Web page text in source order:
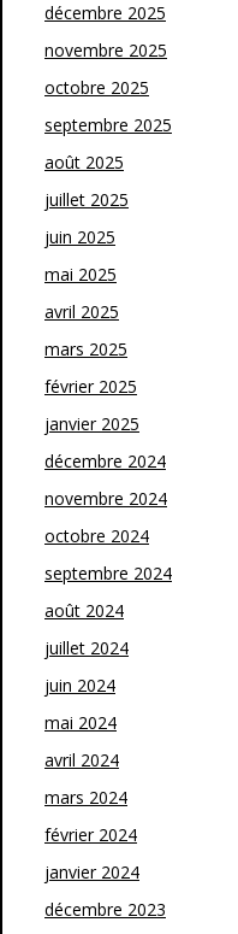
décembre 2025
novembre 2025
octobre 2025
septembre 2025
août 2025
juillet 2025
juin 2025
mai 2025
avril 2025
mars 2025
février 2025
janvier 2025
décembre 2024
novembre 2024
octobre 2024
septembre 2024
août 2024
juillet 2024
juin 2024
mai 2024
avril 2024
mars 2024
février 2024
janvier 2024
décembre 2023